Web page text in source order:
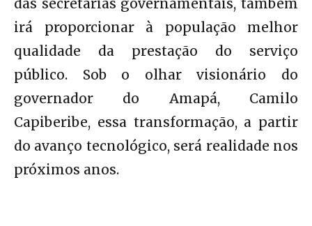
irá proporcionar à população melhor
qualidade da prestação do serviço
público. Sob o olhar visionário do
governador do Amapá, Camilo
Capiberibe, essa transformação, a partir
do avanço tecnológico, será realidade nos
próximos anos.